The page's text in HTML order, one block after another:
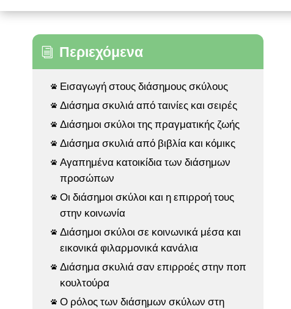
i Περιεχόμενα
 Εισαγωγή στους διάσημους σκύλους
 Διάσημα σκυλιά από ταινίες και σειρές
 Διάσημοι σκύλοι της πραγματικής ζωής
 Διάσημα σκυλιά από βιβλία και κόμικς
 Αγαπημένα κατοικίδια των διάσημων
προσώπων
 Οι διάσημοι σκύλοι και η επιρροή τους
στην κοινωνία
 Διάσημοι σκύλοι σε κοινωνικά μέσα και
εικονικά φιλαρμονικά κανάλια
 Διάσημα σκυλιά σαν επιρροές στην ποπ
κουλτούρα
 Ο ρόλος των διάσημων σκύλων στη